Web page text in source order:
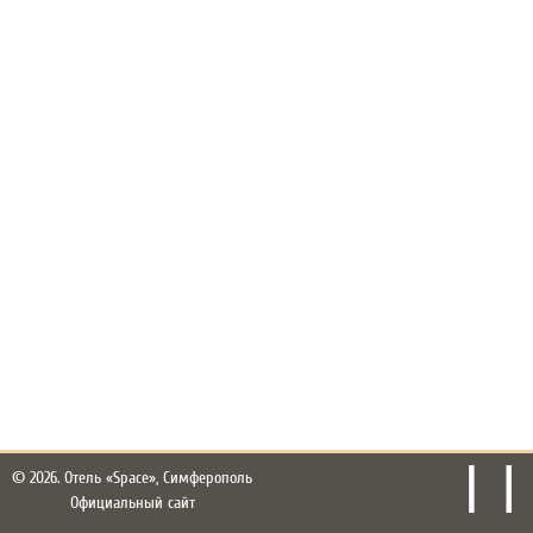
© 2026. Отель «Space», Симферополь
Официальный сайт